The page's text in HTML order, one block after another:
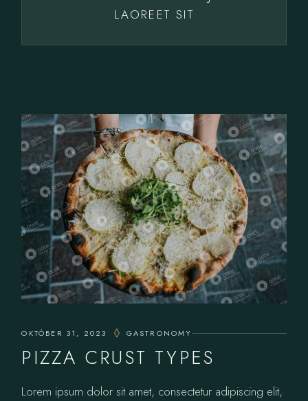
LAOREET SIT
OKTÓBER 31, 2023 GASTRONOMY
PIZZA CRUST TYPES
Lorem ipsum dolor sit amet, consectetur adipiscing elit,